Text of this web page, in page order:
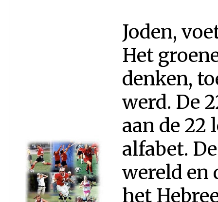
Joden,
Het
denken,
werd. De
aan de 22
alfabet.
wereld en
het